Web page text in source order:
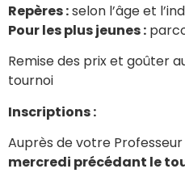
Repères :selon l’âge et
Pour les plus jeunes :
Remise des prix et goûter
tournoi
Inscriptions :
Auprès de votre
mercredi précédant le